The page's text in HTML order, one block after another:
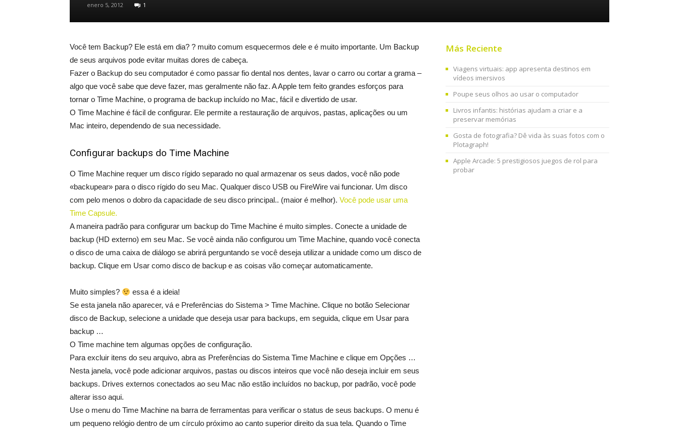
enero 5, 2012 1
Você tem Backup? Ele está em dia? ? muito comum esquecermos dele e é muito importante. Um Backup
de seus arquivos pode evitar muitas dores de cabeça.
Fazer o Backup do seu computador é como passar fio dental nos dentes, lavar o carro ou cortar a grama –
algo que você sabe que deve fazer, mas geralmente não faz. A Apple tem feito grandes esforços para
tornar o Time Machine, o programa de backup incluído no Mac, fácil e divertido de usar.
O Time Machine é fácil de configurar. Ele permite a restauração de arquivos, pastas, aplicações ou um
Mac inteiro, dependendo de sua necessidade.
Configurar backups do Time Machine
O Time Machine requer um disco rígido separado no qual armazenar os seus dados, você não pode
«backupear» para o disco rígido do seu Mac. Qualquer disco USB ou FireWire vai funcionar. Um disco
com pelo menos o dobro da capacidade de seu disco principal.. (maior é melhor). Você pode usar uma
Time Capsule.
A maneira padrão para configurar um backup do Time Machine é muito simples. Conecte a unidade de
backup (HD externo) em seu Mac. Se você ainda não configurou um Time Machine, quando você conecta
o disco de uma caixa de diálogo se abrirá perguntando se você deseja utilizar a unidade como um disco de
backup. Clique em Usar como disco de backup e as coisas vão começar automaticamente.
Muito simples?
essa é a ideia!
Se esta janela não aparecer, vá e Preferências do Sistema > Time Machine. Clique no botão Selecionar
disco de Backup, selecione a unidade que deseja usar para backups, em seguida, clique em Usar para
backup …
O Time machine tem algumas opções de configuração.
Para excluir itens do seu arquivo, abra as Preferências do Sistema Time Machine e clique em Opções …
Nesta janela, você pode adicionar arquivos, pastas ou discos inteiros que você não deseja incluir em seus
backups. Drives externos conectados ao seu Mac não estão incluídos no backup, por padrão, você pode
alterar isso aqui.
Use o menu do Time Machine na barra de ferramentas para verificar o status de seus backups. O menu é
um pequeno relógio dentro de um círculo próximo ao canto superior direito da sua tela. Quando o Time
Más Reciente
Viagens virtuais: app apresenta destinos em
vídeos imersivos
Poupe seus olhos ao usar o computador
Livros infantis: histórias ajudam a criar e a
preservar memórias
Gosta de fotografia? Dê vida às suas fotos com o
Plotagraph!
Apple Arcade: 5 prestigiosos juegos de rol para
probar